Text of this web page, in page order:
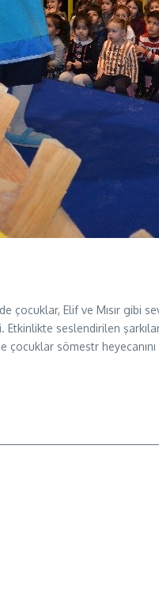
çocuklar, Elif ve Mısır
seslendirilen
sömestr heyecanını